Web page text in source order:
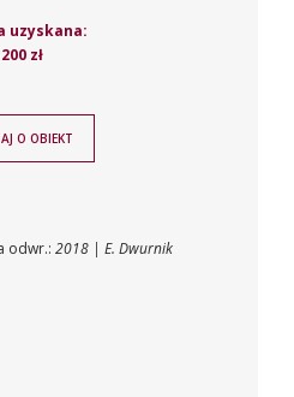
uzyskana:
zł
O OBIEKT
odwr.: 2018 | E. Dwurnik